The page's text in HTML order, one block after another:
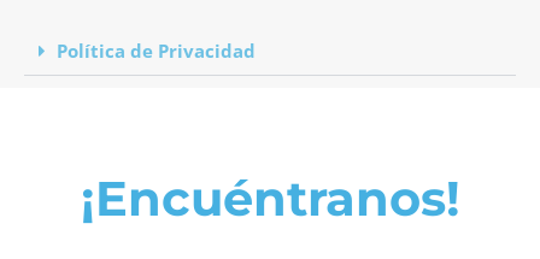
Política de Privacidad
¡Encuéntranos!